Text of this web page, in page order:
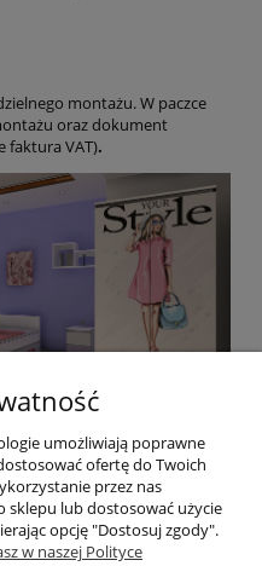
montażu. W paczce
oraz dokument
faktura VAT).
umożliwiają poprawne
ofertę do Twoich
przez nas
sklepu lub dostosować użycie
opcję "Dostosuj zgody".
w naszej Polityce